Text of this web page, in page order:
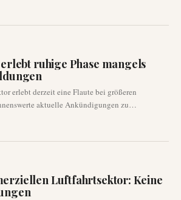
hin, die die Kriterien für eine
ruhige Phase mangels
erlebt derzeit eine Flaute bei größeren
aktuelle Ankündigungen zu
oder Flugzeugentwicklungen.
frischen Ereignissen, über die
Luftfahrtsektor: Keine